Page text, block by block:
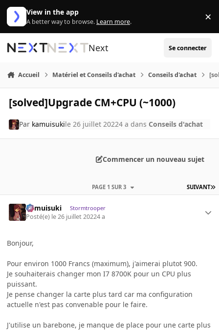
Aller au contenu
View in the app
A better way to browse. Learn more. ×
Next Se connecter
Accueil Matériel et Conseils d'achat Conseils d'achat
[solved]Upgrade CM+CPU (~1000)
Par kamuisukile 26 juillet 20224 a dans Conseils d'achat
Commencer un nouveau sujet
SUIVANT
PAGE 1 SUR 3
kamuisuki Stormtrooper
Posté(e) le 26 juillet 20224 a
Bonjour,
Pour environ 1000 Francs (maximum), j'aimerai plutot 900.
Je souhaiterais changer mon I7 8700K pour un CPU plus
puissant.
Je pense changer la carte plus tard car ma configuration
actuelle n'est pas convenable pour le faire.
J'utilise un barebone, je manque de place pour une carte plus